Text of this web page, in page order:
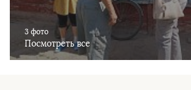
3 фото
Посмотреть все